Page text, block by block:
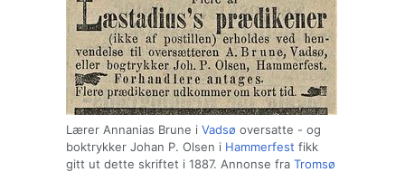
Lærer Annanias Brune i Vadsø oversatte - og
boktrykker Johan P. Olsen i Hammerfest fikk
gitt ut dette skriftet i 1887. Annonse fra Tromsø